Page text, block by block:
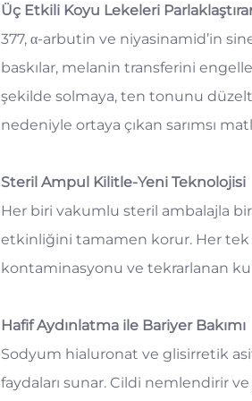
Üç Etkili Koyu Lekeleri
377, α-arbutin ve niyasinamid’in
baskılar, melanin transferini
şekilde solmaya, ten tonunu
nedeniyle ortaya çıkan sarımsı
Steril Ampul Kilitle-Yeni Teknolojisi
Her biri vakumlu steril ambalajla
etkinliğini tamamen korur. Her tek
kontaminasyonu ve tekrarlanan
Hafif Aydınlatma ile Bariyer Bakımı
Sodyum hialuronat ve glisirretik
faydaları sunar. Cildi nemlendirir